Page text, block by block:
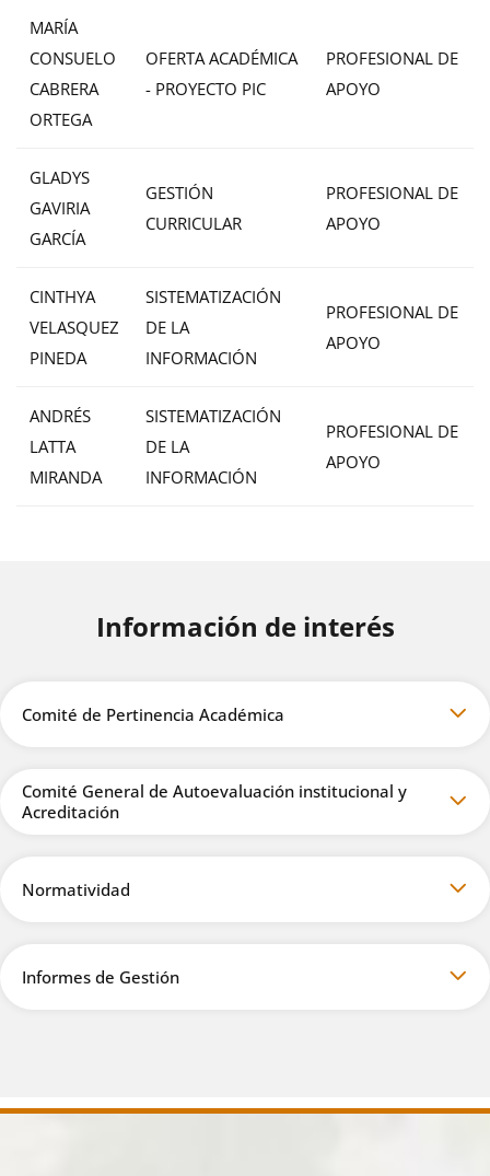
MARÍA
CONSUELO
CABRERA
ORTEGA
OFERTA ACADÉMICA
- PROYECTO PIC
PROFESIONAL DE
APOYO
GLADYS
GAVIRIA
GARCÍA
GESTIÓN
CURRICULAR
PROFESIONAL DE
APOYO
CINTHYA
VELASQUEZ
PINEDA
SISTEMATIZACIÓN
DE LA
INFORMACIÓN
PROFESIONAL DE
APOYO
ANDRÉS
LATTA
MIRANDA
SISTEMATIZACIÓN
DE LA
INFORMACIÓN
PROFESIONAL DE
APOYO
Información de interés
Comité de Pertinencia Académica
Comité General de Autoevaluación institucional y
Acreditación
Normatividad
Informes de Gestión